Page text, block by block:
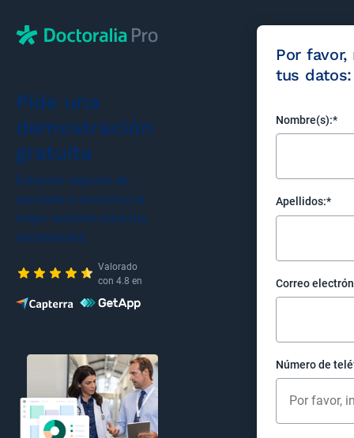
Por
tus datos:
Nombre(s):*
Apellidos:*
Correo
Número de
Pide una
demostración
gratuita
Estamos seguros de
ayudarte a encontrar la
mejor solución para tus
necesidades.
Valorado
con 4.8 en